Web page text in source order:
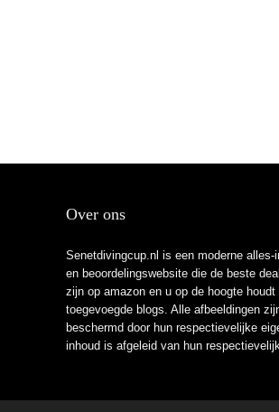
Over ons
Senetdivingcup.nl is een moderne alles-
en beoordelingswebsite die de beste
zijn op amazon en u op de hoogte
toegevoegde blogs. Alle afbeeldingen
beschermd door hun respectievelijke
inhoud is afgeleid van hun